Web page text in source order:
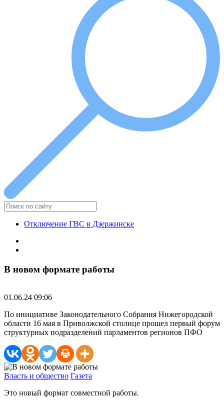
Отключение ГВС в Дзержинске
В новом формате работы
01.06.24 09:06
По инициативе Законодательного Собрания Нижегородской
области 16 мая в Приволжской столице прошел первый форум
структурных подразделений парламентов регионов ПФО
Власть и общество Газета
Это новый формат совместной работы.